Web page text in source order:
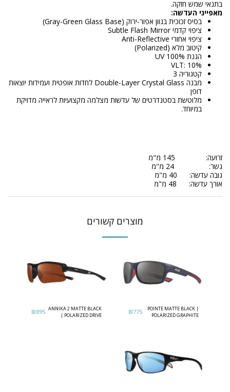
בתנאי שמש חזקה.
מאפייני העדשה:
בסיס זכוכית בגוון אפור-ירוק (Gray-Green Glass Base)
ציפוי קדמי Subtle Flash Mirror
ציפוי אחורי Anti-Reflective
קיטוב מלא (Polarized)
הגנת 100% UV
VLT: 10%
קטגוריה 3
מבנה Double-Layer Crystal Glass לחדות אופטית ועמידות יוצאות
דופן
מלוטשת בסטנדרטים של עדשות מצלמה מקצועיות לראייה מדויקת
במיוחד.
זרועה: 145 מ"מ
גשר: 24 מ"מ
גובה עדשה: 40 מ"מ
אורך עדשה: 48 מ"מ
מוצרים קשורים
POINTE MATTE BLACK |
POLARIZED GRAPHITE
₪775
ANNIKA 2 MATTE BLACK
| POLARIZED DRIVE
₪895